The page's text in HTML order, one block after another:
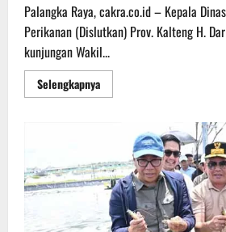
Palangka Raya, cakra.co.id – Kepala
Perikanan (Dislutkan) Prov. Kalteng H.
kunjungan Wakil...
SelengkapnyaRead
more
Kelautan
Perikanan,
Wabup
Sukamara
Kunjungi
Dislutkan
Kalteng